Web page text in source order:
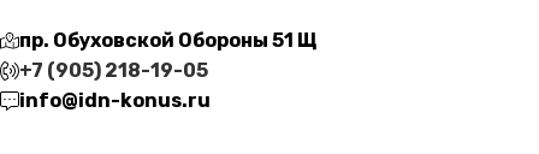
пр. Обуховской Обороны 51 Щ
+7 (905) 218-19-05
info@idn-konus.ru